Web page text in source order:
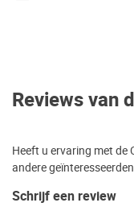
Reviews van
Heeft u ervaring met de
andere
Schrijf een review